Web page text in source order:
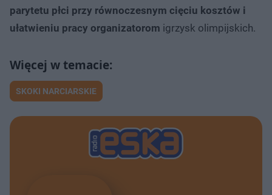
parytetu płci przy równoczesnym cięciu kosztów i
ułatwieniu pracy organizatorom igrzysk olimpijskich.
SKOKI NARCIARSKIE